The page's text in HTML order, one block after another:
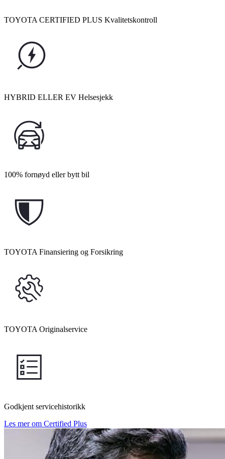
TOYOTA CERTIFIED PLUS Kvalitetskontroll
HYBRID ELLER EV Helsesjekk
100% fornøyd eller bytt bil
TOYOTA Finansiering og Forsikring
TOYOTA Originalservice
Godkjent servicehistorikk
Les mer om Certified Plus